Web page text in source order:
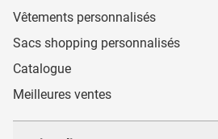
Vêtements personnalisés
Sacs shopping personnalisés
Catalogue
Meilleures ventes